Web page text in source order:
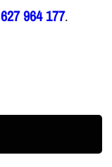
627 964 177.